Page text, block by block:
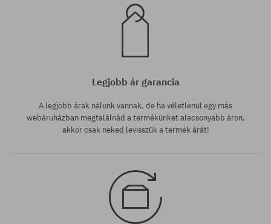
Legjobb ár garancia
A legjobb árak nálunk vannak, de ha véletlenül egy más
webáruházban megtalálnád a termékünket alacsonyabb áron,
akkor csak neked levisszük a termék árát!